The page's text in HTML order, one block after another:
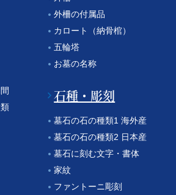
外柵の付属品
カロート（納骨棺）
五輪塔
お墓の名称
石種・彫刻
墓石の石の種類1 海外産
墓石の石の種類2 日本産
墓石に刻む文字・書体
家紋
ファントーニ彫刻